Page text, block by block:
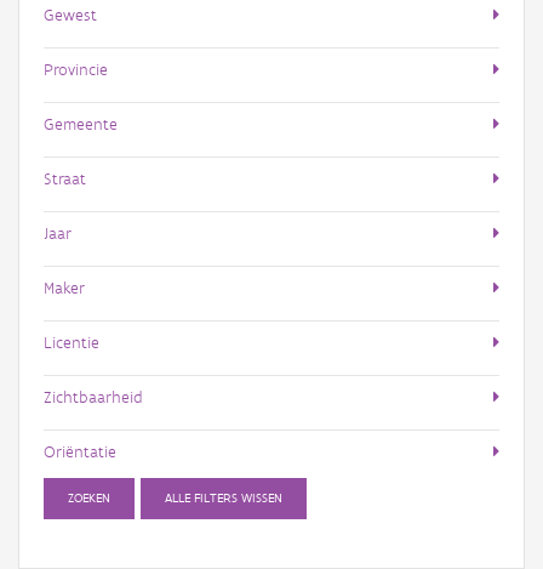
Gewest
Provincie
Gemeente
Straat
Jaar
Maker
Licentie
Zichtbaarheid
Oriëntatie
ZOEKEN ALLE FILTERS WISSEN